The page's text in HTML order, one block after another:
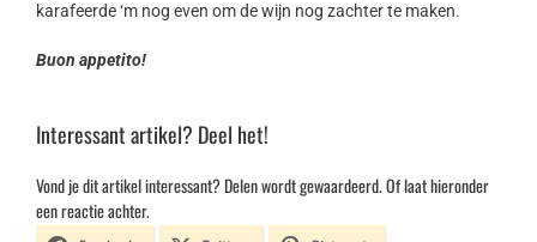
karafeerde ‘m nog even om de wijn nog zachter te maken.
Buon appetito!
Interessant artikel? Deel het!
Vond je dit artikel interessant? Delen wordt gewaardeerd. Of laat hieronder
een reactie achter.